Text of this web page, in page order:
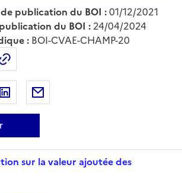
publication du BOI :01/12/2021
du BOI : 24/04/2024
: BOI-CVAE-CHAMP-20
document au format pdf
Facebooksur Twitter
Partager sur LinkedIn
sur la valeur ajoutée des